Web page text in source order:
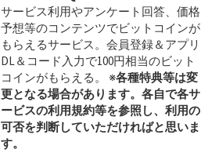
サービス利用やアンケート回答、価格
予想等のコンテンツでビットコインが
もらえるサービス。会員登録＆アプリ
DL＆コード入力で100円相当のビット
コインがもらえる。 ※各種特典等は変
更となる場合があります。各自で各サ
ービスの利用規約等を参照し、利用の
可否を判断していただければと思いま
す。